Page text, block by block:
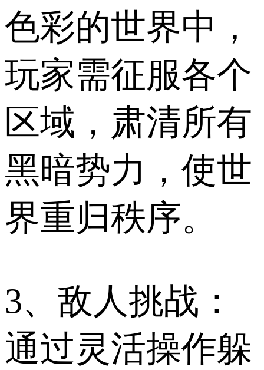
色彩的世界中，
玩家需征服各个
区域，肃清所有
黑暗势力，使世
界重归秩序。
3、敌人挑战：
通过灵活操作躲